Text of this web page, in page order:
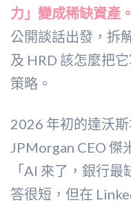
力」變成稀缺資產。
公開談話出發，拆
及 HRD 該怎麼把
策略。
2026 年初的達沃
JPMorgan CEO 傑
「AI 來了，銀行
答很短，但在